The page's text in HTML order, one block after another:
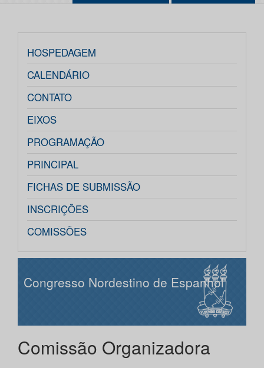
HOSPEDAGEM
CALENDÁRIO
CONTATO
EIXOS
PROGRAMAÇÃO
PRINCIPAL
FICHAS DE SUBMISSÃO
INSCRIÇÕES
COMISSÕES
Congresso Nordestino de Espanhol
Comissão Organizadora